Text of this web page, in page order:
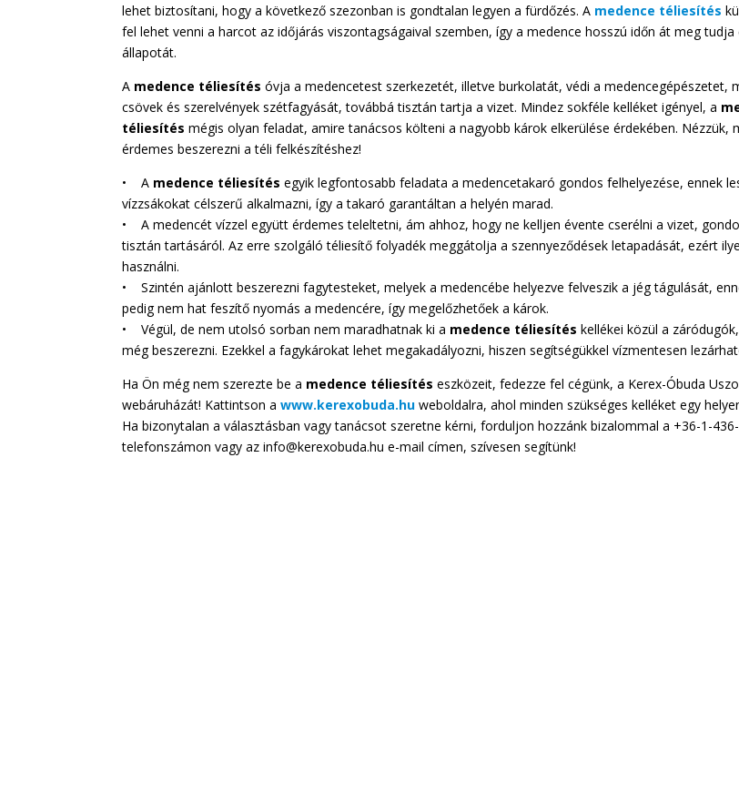
lehet biztosítani, hogy a következő szezonban is gondtalan legyen a fürdőzés. A medence téliesítés
fel lehet venni a harcot az időjárás viszontagságaival szemben, így a medence hosszú időn át meg tudja
állapotát.
A medence téliesítés óvja a medencetest szerkezetét, illetve burkolatát, védi a medencegépészetet,
csövek és szerelvények szétfagyását, továbbá tisztán tartja a vizet. Mindez sokféle kelléket igényel, a
téliesítés mégis olyan feladat, amire tanácsos költeni a nagyobb károk elkerülése érdekében. Nézzük,
érdemes beszerezni a téli felkészítéshez!
• A medence téliesítés egyik legfontosabb feladata a medencetakaró gondos felhelyezése, ennek
vízzsákokat célszerű alkalmazni, így a takaró garantáltan a helyén marad.
• A medencét vízzel együtt érdemes teleltetni, ám ahhoz, hogy ne kelljen évente cserélni a vizet,
tisztán tartásáról. Az erre szolgáló téliesítő folyadék meggátolja a szennyeződések letapadását, ezért
használni.
• Szintén ajánlott beszerezni fagytesteket, melyek a medencébe helyezve felveszik a jég tágulását,
pedig nem hat feszítő nyomás a medencére, így megelőzhetőek a károk.
• Végül, de nem utolsó sorban nem maradhatnak ki a medence téliesítés kellékei közül a
még beszerezni. Ezekkel a fagykárokat lehet megakadályozni, hiszen segítségükkel vízmentesen
Ha Ön még nem szerezte be a medence téliesítés eszközeit, fedezze fel cégünk, a Kerex-Óbuda
webáruházát! Kattintson awww.kerexobuda.hu weboldalra, ahol minden szükséges kelléket egy
Ha bizonytalan a választásban vagy tanácsot szeretne kérni, forduljon hozzánk bizalommal a +36-1-
telefonszámon vagy az info@kerexobuda.hu e-mail címen, szívesen segítünk!